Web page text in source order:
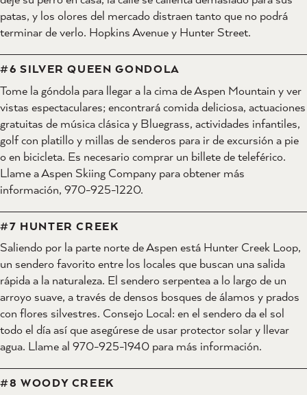
patas, y los olores del mercado distraen tanto que no podrá
terminar de verlo. Hopkins Avenue y Hunter Street.
#6 SILVER QUEEN GONDOLA
Tome la góndola para llegar a la cima de Aspen Mountain y ver
vistas espectaculares; encontrará comida deliciosa, actuaciones
gratuitas de música clásica y Bluegrass, actividades infantiles,
golf con platillo y millas de senderos para ir de excursión a pie
o en bicicleta. Es necesario comprar un billete de teleférico.
Llame a Aspen Skiing Company para obtener más
información, 970-925-1220.
#7 HUNTER CREEK
Saliendo por la parte norte de Aspen está Hunter Creek Loop,
un sendero favorito entre los locales que buscan una salida
rápida a la naturaleza. El sendero serpentea a lo largo de un
arroyo suave, a través de densos bosques de álamos y prados
con flores silvestres. Consejo Local: en el sendero da el sol
todo el día así que asegúrese de usar protector solar y llevar
agua. Llame al 970-925-1940 para más información.
#8 WOODY CREEK